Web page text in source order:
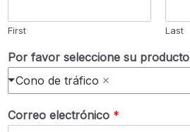
First Last
Por favor seleccione su producto
Cono de tráfico
Correo electrónico *